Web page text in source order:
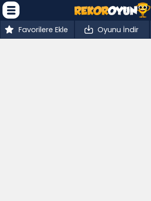
Favorilere Ekle Oyunu İndir